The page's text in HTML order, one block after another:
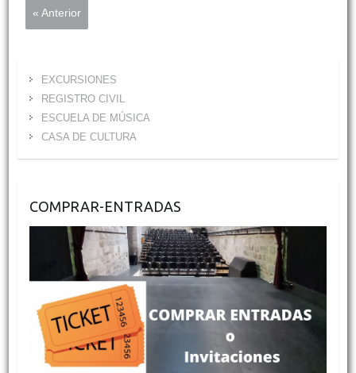
« Anterior
EXCURSIONES
REGISTRO CIVIL
ESCUELA DE MÚSICA
CASA DE CULTURA
COMPRAR-ENTRADAS